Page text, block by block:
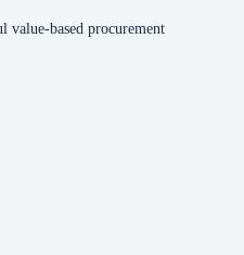
value-based procurement